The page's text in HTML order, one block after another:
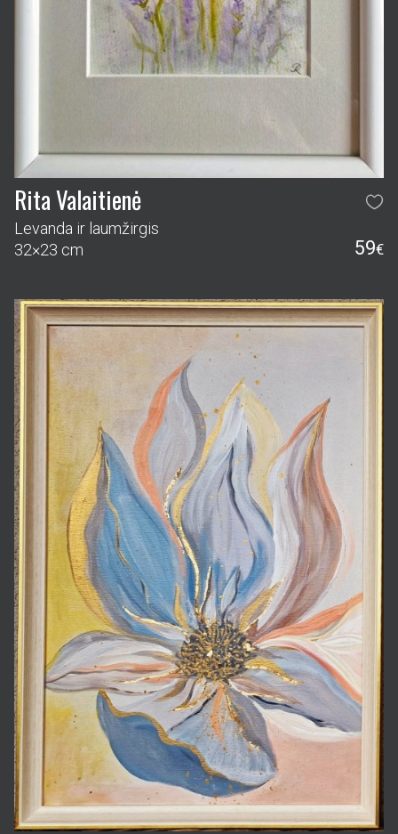
Rita Valaitienė
Levanda ir laumžirgis
32×23 cm
59€